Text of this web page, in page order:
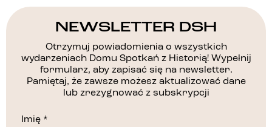
NEWSLETTER DSH
Otrzymuj powiadomienia o wszystkich
wydarzeniach Domu Spotkań z Historią! Wypełnij
formularz, aby zapisać się na newsletter.
Pamiętaj, że zawsze możesz aktualizować dane
lub zrezygnować z subskrypcji